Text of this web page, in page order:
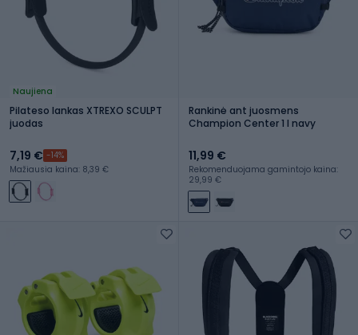
Naujiena
Pilateso lankas XTREXO SCULPT
juodas
7,19 € -14%
Mažiausia kaina: 8,39 €
Rankinė ant juosmens
Champion Center 1 l navy
11,99 €
Rekomenduojama gamintojo kaina:
29,99 €